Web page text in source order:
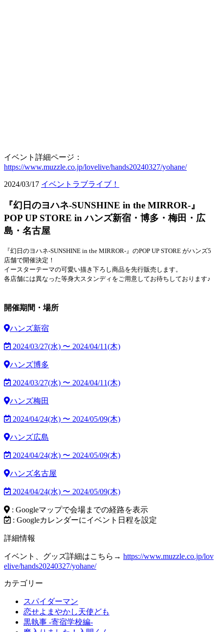
イベント詳細ページ：
https://www.muzzle.co.jp/lovelive/hands20240327/yohane/
2024/03/17 イベント ラブライブ！
『幻日のヨハネ-SUNSHINE in the MIRROR-』
POP UP STORE in ハンズ新宿・博多・梅田・広
島・名古屋
『幻日のヨハネ-SUNSHINE in the MIRROR-』のPOP UP STORE がハンズ5
店舗で開催決定！
イースターテーマの可愛い描き下ろし商品を先行販売します。
各店舗には異なった等身大スタンディをご用意してお待ちしております♪
開催期間・場所
ハンズ新宿
2024/03/27(水) 〜 2024/04/11(木)
ハンズ博多
2024/03/27(水) 〜 2024/04/11(木)
ハンズ梅田
2024/04/24(水) 〜 2024/05/09(木)
ハンズ広島
2024/04/24(水) 〜 2024/05/09(木)
ハンズ名古屋
2024/04/24(水) 〜 2024/05/09(木)
: Googleマップで会場までの経路を表示
: Googleカレンダーにイベント日程を設定
詳細情報
イベント、グッズ詳細はこちら→ https://www.muzzle.co.jp/lov
elive/hands20240327/yohane/
カテゴリー
スパイダーマン
恋せよまやかし天使ども
黒執事 -寄宿学校編-